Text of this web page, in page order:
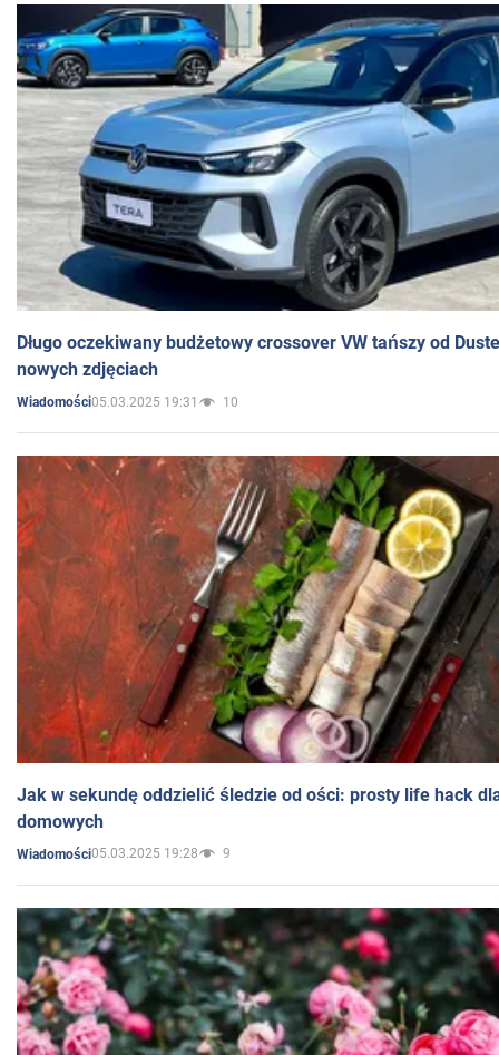
Długo oczekiwany budżetowy crossover VW tańszy od
nowych zdjęciach
Wiadomości05.03.2025 19:31 10
Jak w sekundę oddzielić śledzie od ości: prosty life hack
domowych
Wiadomości05.03.2025 19:28 9